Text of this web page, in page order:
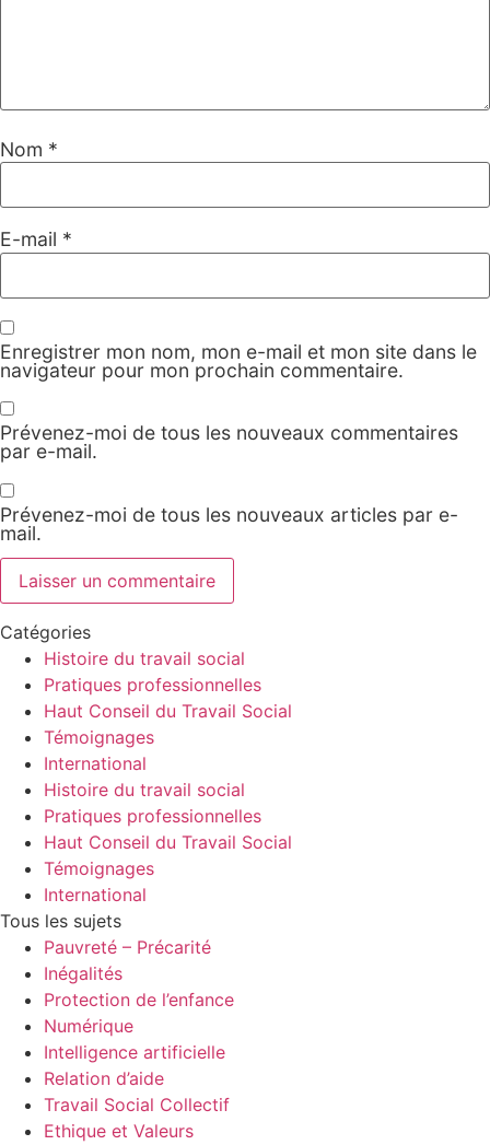
Nom *
E-mail *
Enregistrer mon nom, mon e-mail et mon site dans le
navigateur pour mon prochain commentaire.
Prévenez-moi de tous les nouveaux commentaires
par e-mail.
Prévenez-moi de tous les nouveaux articles par e-
mail.
Catégories
Histoire du travail social
Pratiques professionnelles
Haut Conseil du Travail Social
Témoignages
International
Histoire du travail social
Pratiques professionnelles
Haut Conseil du Travail Social
Témoignages
International
Tous les sujets
Pauvreté – Précarité
Inégalités
Protection de l’enfance
Numérique
Intelligence artificielle
Relation d’aide
Travail Social Collectif
Ethique et Valeurs